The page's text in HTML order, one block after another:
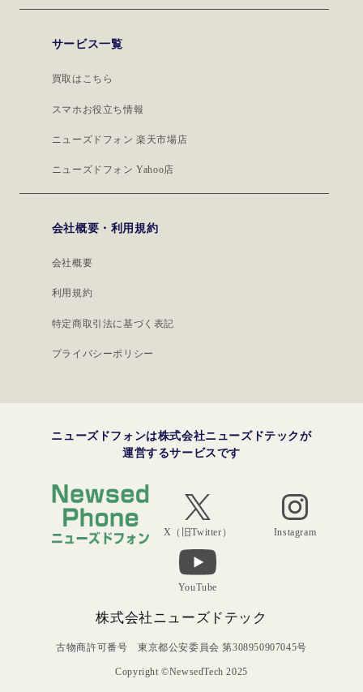
サービス一覧
買取はこちら
スマホお役立ち情報
ニューズドフォン 楽天市場店
ニューズドフォン Yahoo店
会社概要・利用規約
会社概要
利用規約
特定商取引法に基づく表記
プライバシーポリシー
ニューズドフォンは株式会社ニューズドテックが
運営するサービスです
X（旧Twitter） Instagram
YouTube
株式会社ニューズドテック
古物商許可番号 東京都公安委員会 第308950907045号
Copyright ©NewsedTech 2025